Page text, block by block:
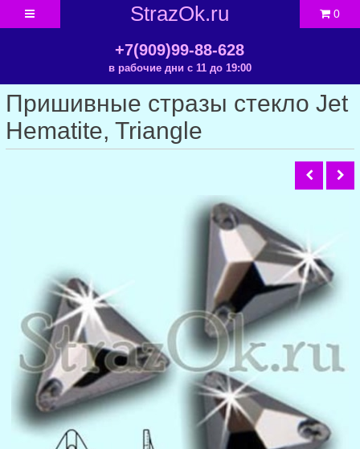
StrazOk.ru
+7(909)99-88-628
в рабочие дни с 11 до 19:00
0
Пришивные стразы стекло Jet
Hematite, Triangle